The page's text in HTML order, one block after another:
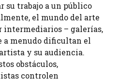
su trabajo a un público
el mundo del arte
intermediarios – galerías,
a menudo dificultan el
y su audiencia.
obstáculos,
controlen